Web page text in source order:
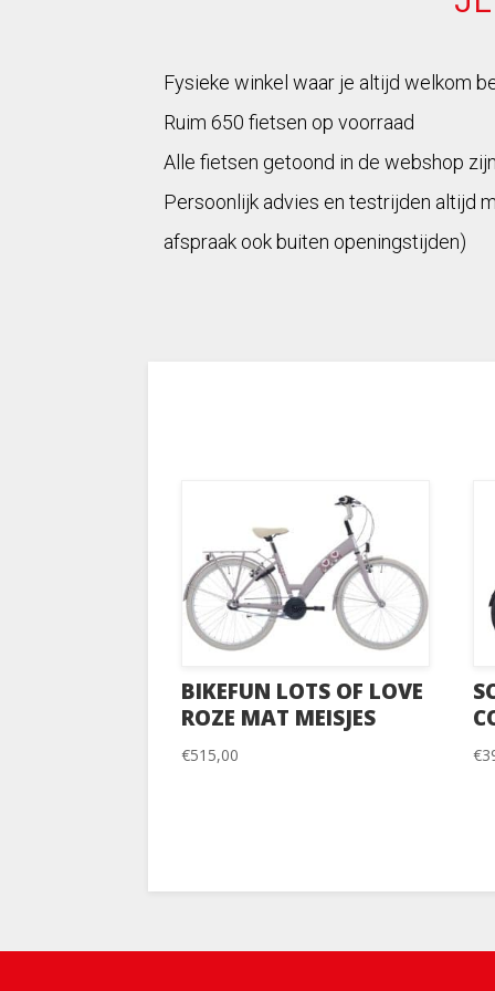
Fysieke winkel waar je altijd welkom
Ruim 650 fietsen op voorraad
Alle fietsen getoond in de webshop
Persoonlijk advies en testrijden altijd
afspraak ook buiten openingstijden)
BIKEFUN LOTS OF LOVE
ROZE MAT MEISJES
€515,00 €